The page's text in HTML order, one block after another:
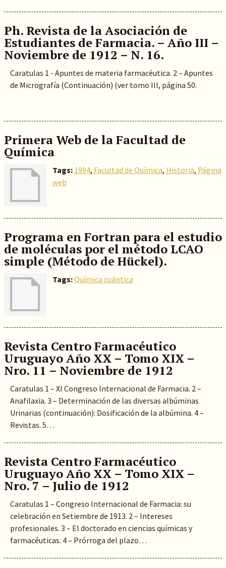
Ph. Revista de la Asociación de
Estudiantes de Farmacia. – Año III –
Noviembre de 1912 – N. 16.
Caratulas 1 - Apuntes de materia farmacéutica. 2 – Apuntes
de Micrografía (Continuación) (ver tomo III, página 50.
Primera Web de la Facultad de
Química
Tags: 1994, Facultad de Química, Historia, Página
web
Programa en Fortran para el estudio
de moléculas por el método LCAO
simple (Método de Hückel).
Tags:Química cuántica
Revista Centro Farmacéutico
Uruguayo Año XX – Tomo XIX –
Nro. 11 – Noviembre de 1912
Caratulas 1 – XI Congreso Internacional de Farmacia. 2 –
Anafilaxia. 3 – Determinación de las diversas albúminas
Urinarias (continuación): Dosificación de la albúmina. 4 –
Revistas. 5…
Revista Centro Farmacéutico
Uruguayo Año XX – Tomo XIX –
Nro. 7 – Julio de 1912
Caratulas 1 – Congreso Internacional de Farmacia: su
celebración en Setiembre de 1913. 2 – Intereses
profesionales. 3 – El doctorado en ciencias químicas y
farmacéuticas. 4 – Prórroga del plazo…